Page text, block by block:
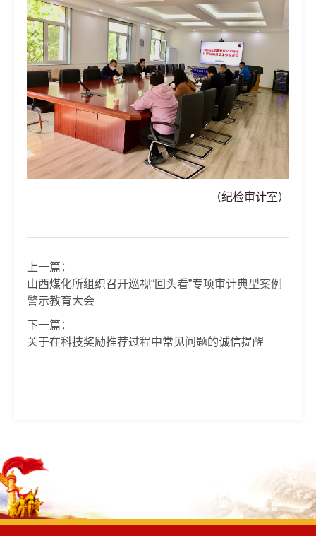
（纪检审计室）
上一篇：
山西煤化所组织召开巡视“回头看”专项审计典型案例
警示教育大会
下一篇：
关于在科技奖励推荐过程中常见问题的诚信提醒